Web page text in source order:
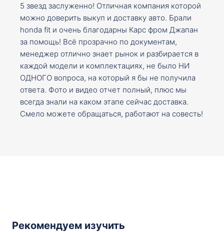
5 звезд заслуженно! Отличная компания которой
можно доверить выкуп и доставку авто. Брали
honda fit и очень благодарны Карс фром Джапан
за помощь! Всё прозрачно по документам,
менеджер отлично знает рынок и разбирается в
каждой модели и комплектациях, не было НИ
ОДНОГО вопроса, на который я бы не получила
ответа. Фото и видео отчет полный, плюс мы
всегда знали на каком этапе сейчас доставка.
Смело можете обращаться, работают на совесть!
Рекомендуем изучить